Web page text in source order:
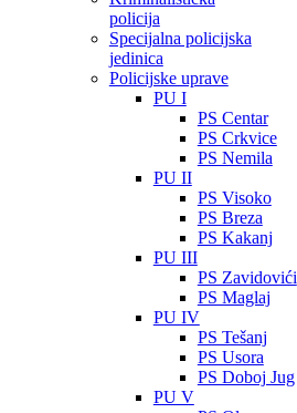
policija
Specijalna policijska
jedinica
Policijske uprave
PU I
PS Centar
PS Crkvice
PS Nemila
PU II
PS Visoko
PS Breza
PS Kakanj
PU III
PS Zavidovići
PS Maglaj
PU IV
PS Tešanj
PS Usora
PS Doboj Jug
PU V